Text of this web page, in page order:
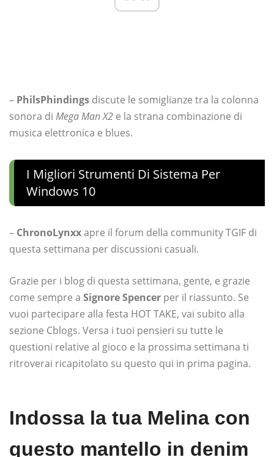
– PhilsPhindings discute le somiglianze tra la colonna
sonora di Mega Man X2 e la strana combinazione di
musica elettronica e blues.
I Migliori Strumenti Di Sistema Per
Windows 10
– ChronoLynxxapre il forum della community TGIF di
questa settimana per discussioni casuali.
Grazie per i blog di questa settimana, gente, e grazie
come sempre a Signore Spencer per il riassunto. Se
vuoi partecipare alla festa HOT TAKE, vai subito alla
sezione Cblogs. Versa i tuoi pensieri su tutte le
questioni relative al gioco e la prossima settimana ti
ritroverai ricapitolato su questo qui in prima pagina.
Indossa la tua Melina con
questo mantello in denim